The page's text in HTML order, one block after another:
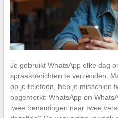
Je gebruikt WhatsApp elke dag
spraakberichten te verzenden.
op je telefoon, heb je misschien
opgemerkt: WhatsApp en
twee benamingen naar twee